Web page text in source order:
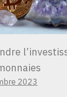
2023